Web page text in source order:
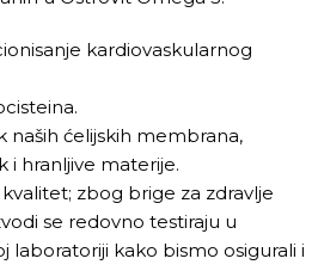
kardiovaskularnog
naših ćelijskih membrana,
i hranljive materije.
zbog brige za zdravlje
se redovno testiraju u
laboratoriji kako bismo osigurali i